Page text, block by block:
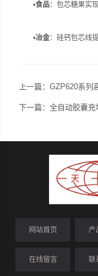
•食品：包芯糖果实
•冶金：硅钙包芯线
上一篇：GZP620系列
下一篇：全自动胶囊充
网站首页 产
在线留言 联